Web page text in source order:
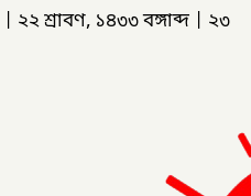
২২ শ্রাবণ, ১৪৩৩ বঙ্গাব্দ
২৩